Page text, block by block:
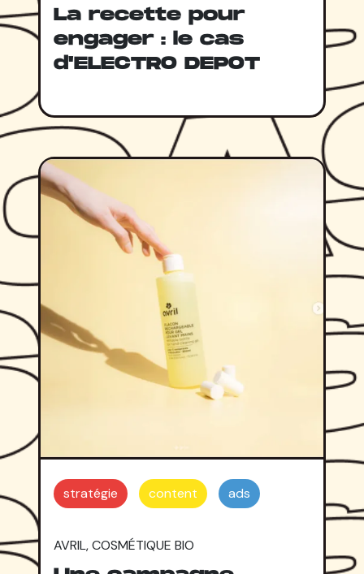
La recette pour
engager : le cas
d'ELECTRO DEPOT
stratégie content ads
AVRIL, COSMÉTIQUE BIO